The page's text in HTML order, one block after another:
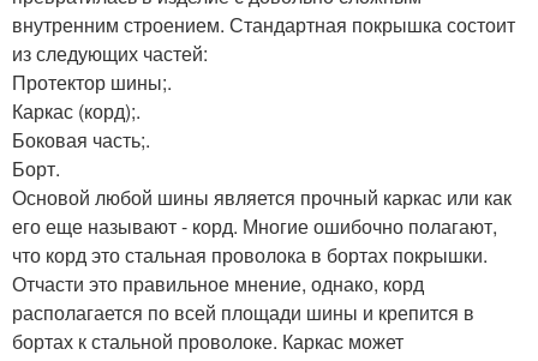
внутренним строением. Стандартная покрышка состоит
из следующих частей:
Протектор шины;.
Каркас (корд);.
Боковая часть;.
Борт.
Основой любой шины является прочный каркас или как
его еще называют - корд. Многие ошибочно полагают,
что корд это стальная проволока в бортах покрышки.
Отчасти это правильное мнение, однако, корд
располагается по всей площади шины и крепится в
бортах к стальной проволоке. Каркас может